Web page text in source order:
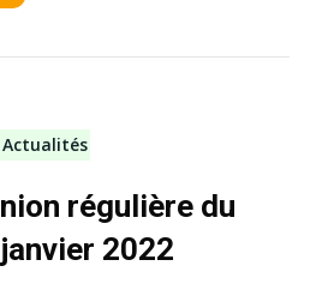
Actualités
régulière du
2022